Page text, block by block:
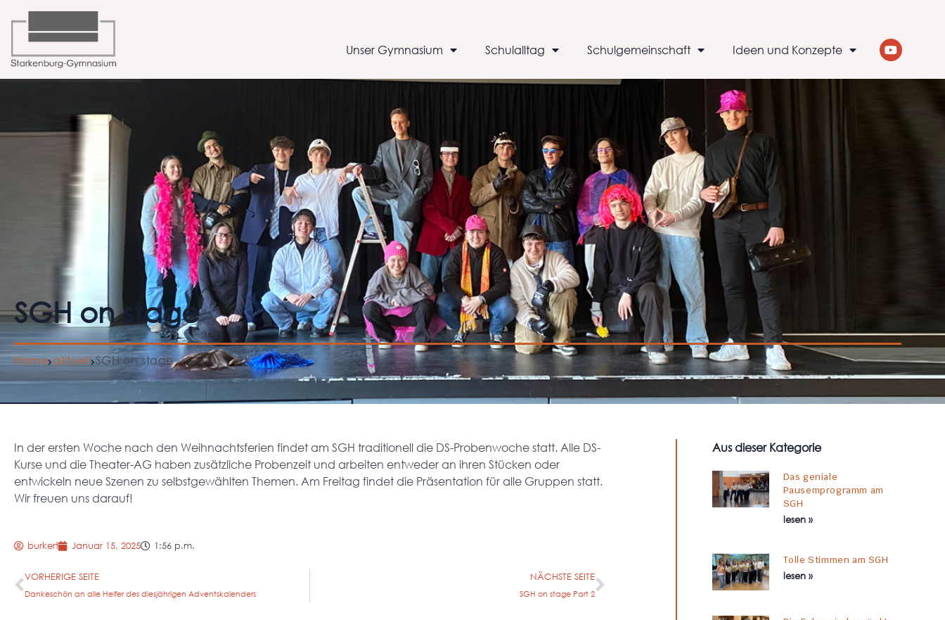
Unser Gymnasium Schulalltag Schulgemeinschaft Ideen und Konzepte
SGH on stage
Home aktuell SGH on stage
In der ersten Woche nach den Weihnachtsferien findet am SGH traditionell die DS-Probenwoche statt. Alle DS-
Kurse und die Theater-AG haben zusätzliche Probenzeit und arbeiten entweder an ihren Stücken oder
entwickeln neue Szenen zu selbstgewählten Themen. Am Freitag findet die Präsentation für alle Gruppen statt.
Wir freuen uns darauf!
burkert Januar 15, 2025 1:56 p.m.
VORHERIGE SEITE
Dankeschön an alle Helfer des diesjährigen Adventskalenders
NÄCHSTE SEITE
SGH on stage Part 2
Aus dieser Kategorie
Das geniale
Pausemprogramm am
SGH
lesen »
Tolle Stimmen am SGH
lesen »